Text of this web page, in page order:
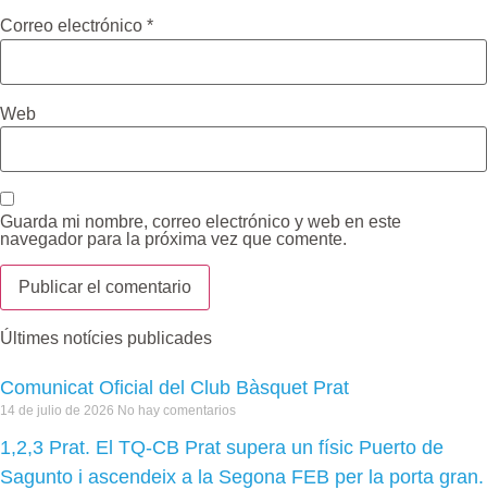
Correo electrónico *
Web
Guarda mi nombre, correo electrónico y web en este
navegador para la próxima vez que comente.
Últimes notícies publicades
Comunicat Oficial del Club Bàsquet Prat
14 de julio de 2026 No hay comentarios
1,2,3 Prat. El TQ-CB Prat supera un físic Puerto de
Sagunto i ascendeix a la Segona FEB per la porta gran.